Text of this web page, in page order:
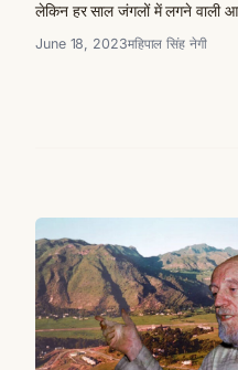
लेकिन हर साल जंगलों में लगने वाली
June 18, 2023महिपाल सिंह नेगी